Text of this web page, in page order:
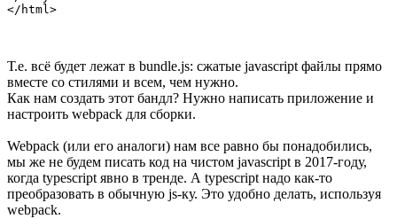
</html>
Т.е. всё будет лежат в bundle.js: сжатые javascript файлы прямо
вместе со стилями и всем, чем нужно.
Как нам создать этот бандл? Нужно написать приложение и
настроить webpack для сборки.
Webpack (или его аналоги) нам все равно бы понадобились,
мы же не будем писать код на чистом javascript в 2017-году,
когда typescript явно в тренде. А typescript надо как-то
преобразовать в обычную js-ку. Это удобно делать, используя
webpack.